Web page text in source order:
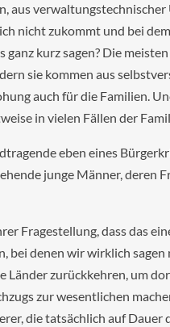
aus
nicht zukommt und bei
kurz sagen? Die
sie kommen aus
auch für die Familien.
in vielen Fällen der
eben eines
junge Männer, deren
Fragestellung, dass das
bei denen wir wirklich
zurückkehren, um
zur wesentlichen
die tatsächlich auf Dauer